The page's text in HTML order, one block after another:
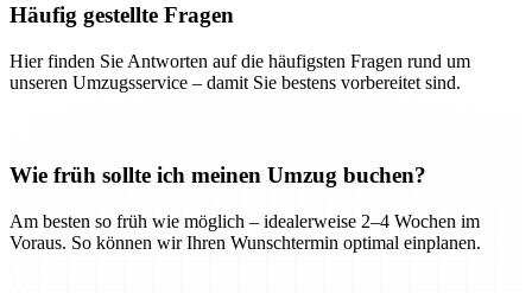
Häufig gestellte Fragen
Hier finden Sie Antworten auf die häufigsten Fragen rund um
unseren Umzugsservice – damit Sie bestens vorbereitet sind.
Wie früh sollte ich meinen Umzug buchen?
Am besten so früh wie möglich – idealerweise 2–4 Wochen im
Voraus. So können wir Ihren Wunschtermin optimal einplanen.